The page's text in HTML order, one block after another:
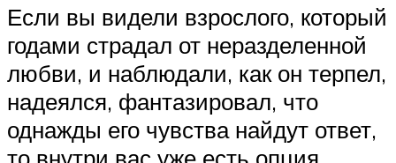
Если вы видели взрослого, который
годами страдал от неразделенной
любви, и наблюдали, как он терпел,
надеялся, фантазировал, что
однажды его чувства найдут ответ,